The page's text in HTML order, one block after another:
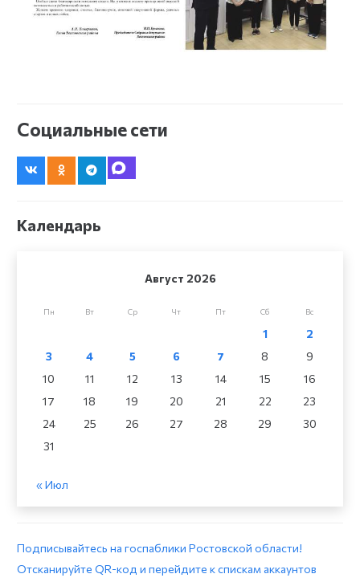
Социальные сети
Календарь
Август 2026
Пн Вт Ср Чт Пт Сб Вс
1
2
3
4 5 6 7 8
9
10
11 12 13 14 15
16
17
18 19 20 21 22
23
24
25 26 27 28 29
30
31
« Июл
Подписывайтесь на госпаблики Ростовской области!
Отсканируйте QR-код и перейдите к спискам аккаунтов